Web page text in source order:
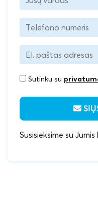
Sutinku su
Susisieksime su